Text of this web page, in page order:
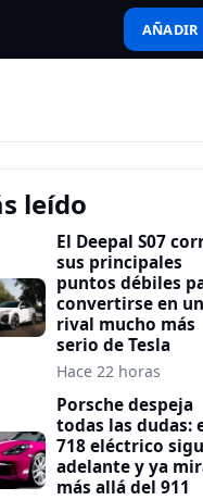
AÑADIR
leído
El Deepal S07
sus principales
puntos débiles
convertirse en un
rival mucho más
serio de Tesla
Hace 22 horas
Porsche despeja
todas las dudas:
718 eléctrico
adelante y ya
más allá del 911